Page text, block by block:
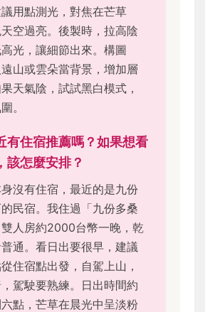
用點測光，對焦在芒草
天空過亮。後製時，拉高陰
光，讓細節出來。構圖
遠山或雲朵當背景，增加層
天氣陰，試試黑白模式，
。
有住宿推薦嗎？如果想看
該怎麼安排？
沒有住宿，最近的是九份
民宿。我住過「九份多桑
人房約2000台幣一晚，乾
通。看日出要很早，建議
住宿點出發，自駕上山，
駕駛要熟練。日出時間約
點，芒草在晨光中呈淡粉